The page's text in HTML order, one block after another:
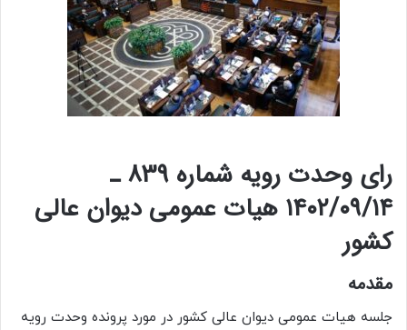
رای وحدت رویه شماره 839 ـ
۱۴۰۲/۰۹/۱۴ هیات‌ عمومی دیوان ‌عالی
‌کشور
مقدمه
جلسه هیات ‌عمومی دیوان عالی کشور در مورد پرونده وحدت رویه